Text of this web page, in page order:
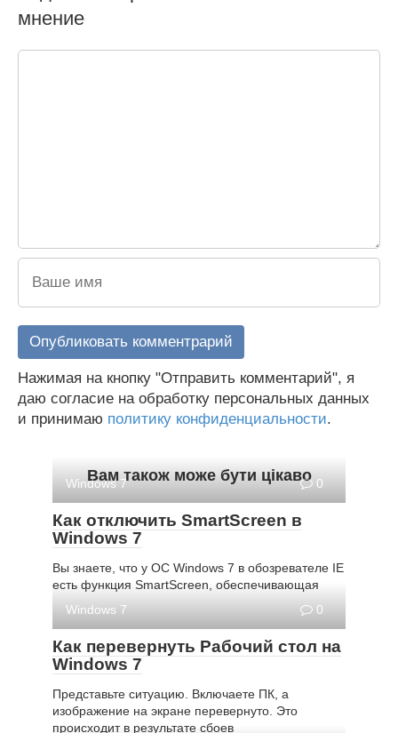
мнение
Нажимая на кнопку "Отправить комментарий", я
даю согласие на обработку персональных данных
и принимаю политику конфиденциальности.
Вам також може бути цікаво
Windows 7 0
Как отключить SmartScreen в
Windows 7
Вы знаете, что у ОС Windows 7 в обозревателе IE
есть функция SmartScreen, обеспечивающая
Windows 7
0
Как перевернуть Рабочий стол на
Windows 7
Представьте ситуацию. Включаете ПК, а
изображение на экране перевернуто. Это
происходит в результате сбоев